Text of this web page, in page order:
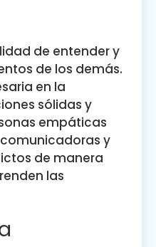
de entender y
de los demás.
en la
sólidas y
empáticas
y
de manera
las